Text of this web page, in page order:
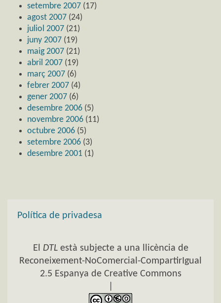
setembre 2007 (17)
agost 2007 (24)
juliol 2007 (21)
juny 2007 (19)
maig 2007 (21)
abril 2007 (19)
març 2007 (6)
febrer 2007 (4)
gener 2007 (6)
desembre 2006 (5)
novembre 2006 (11)
octubre 2006 (5)
setembre 2006 (3)
desembre 2001 (1)
Política de privadesa
El DTLestà subjecte a una llicència de
Reconeixement-NoComercial-CompartirIgual
2.5 Espanya de Creative Commons